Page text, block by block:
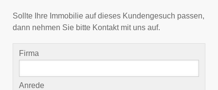
Sollte Ihre Immobilie auf dieses Kundengesuch passen,
dann nehmen Sie bitte Kontakt mit uns auf.
Firma
Anrede